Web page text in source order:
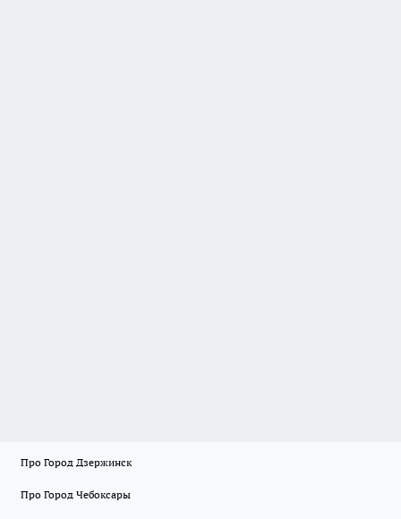
Про Город Дзержинск
Про Город Чебоксары